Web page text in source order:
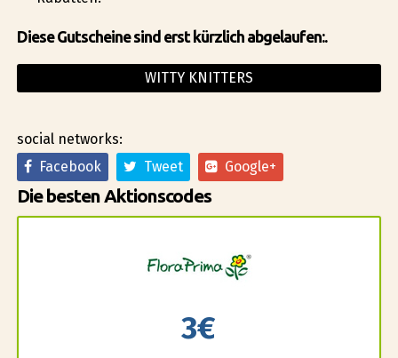
Diese Gutscheine sind erst kürzlich abgelaufen:.
WITTY KNITTERS
social networks:
Facebook
Tweet Google+
Die besten Aktionscodes
3€